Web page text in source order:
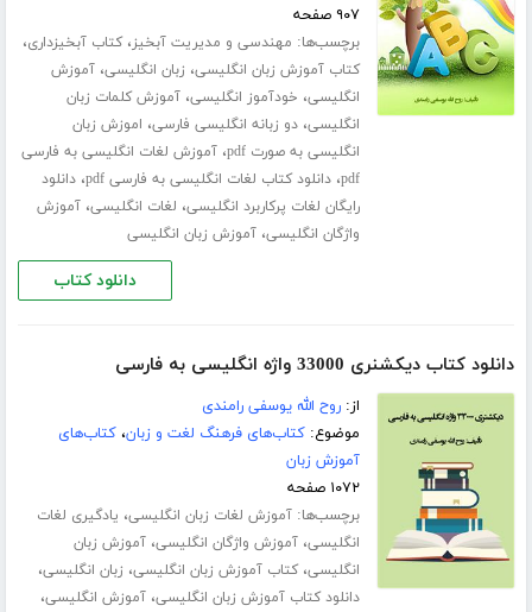
۹۰۷ صفحه
برچسب‌ها: مهندسی و مدیریت آبخیز،کتاب آبخیزداری،
کتاب آموزش زبان انگلیسی، زبان انگلیسی،آموزش
انگلیسی، خودآموز انگلیسی،آموزش کلمات زبان
انگلیسی،دو زبانه انگلیسی فارسی، اموزش زبان
انگلیسی به صورت pdf
،آموزش لغات انگلیسی به فارسی
pdf،دانلود کتاب لغات انگلیسی به فارسی pdf ،دانلود
رایگان لغات پرکاربرد انگلیسی، لغات انگلیسی،آموزش
واژگان انگلیسی،آموزش زبان انگلیسی
دانلود کتاب
دانلود کتاب دیکشنری 33000 واژه انگلیسی به فارسی
از:روح الله یوسفی رامندی
موضوع:کتاب‌های فرهنگ لغت و زبان،کتاب‌های
آموزش زبان
۱۰۷۲ صفحه
برچسب‌ها:آموزش لغات زبان انگلیسی، یادگیری لغات
انگلیسی،آموزش واژگان انگلیسی،آموزش زبان
انگلیسی،کتاب آموزش زبان انگلیسی، زبان انگلیسی،
دانلود کتاب آموزش زبان انگلیسی،آموزش انگلیسی،